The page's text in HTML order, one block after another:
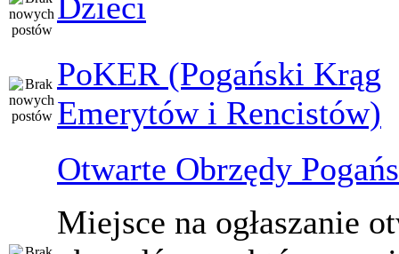
PoKER (Pogański Krąg
Emerytów i Rencistów)
Otwarte Obrzędy
Miejsce na ogłaszanie